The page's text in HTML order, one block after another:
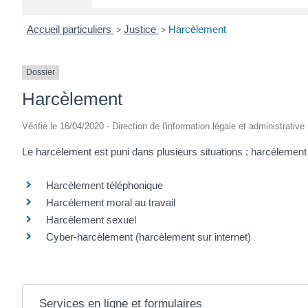
Accueil particuliers > Justice > Harcèlement
Dossier
Harcèlement
Vérifié le 16/04/2020 - Direction de l'information légale et administrative
Le harcèlement est puni dans plusieurs situations :
Harcèlement téléphonique
Harcèlement moral au travail
Harcèlement sexuel
Cyber-harcèlement (harcèlement sur internet)
Services en ligne et formulaires